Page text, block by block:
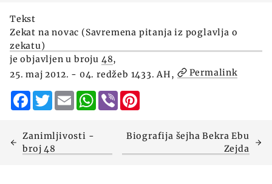
Tekst
Zekat na novac (Savremena pitanja iz poglavlja o
zekatu)
je objavljen u broju 48,
25. maj 2012. - 04. redžeb 1433. AH,
Permalink
Facebook
TwitterEmailWhatsApp
Viber
Zanimljivosti -
broj 48
Biografija šejha Bekra Ebu
Zejda